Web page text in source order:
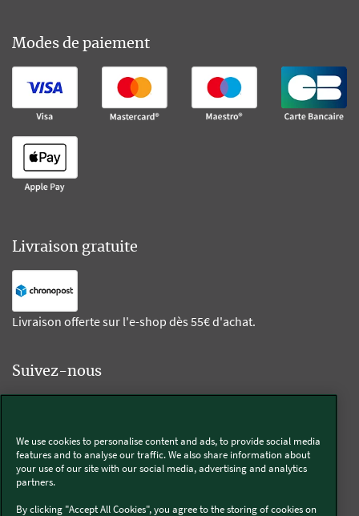
Modes de paiement
Livraison gratuite
Livraison offerte sur l'e-shop dès 55€ d'achat.
Suivez-nous
Thermomix®
We use cookies to personalise content and ads, to provide social media
features and to analyse our traffic. We also share information about
your use of our site with our social media, advertising and analytics
partners.
By clicking "Accept All Cookies", you agree to the storing of cookies on